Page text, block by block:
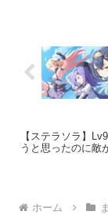
【ステラソラ】
うと思ったのに敵
ホーム